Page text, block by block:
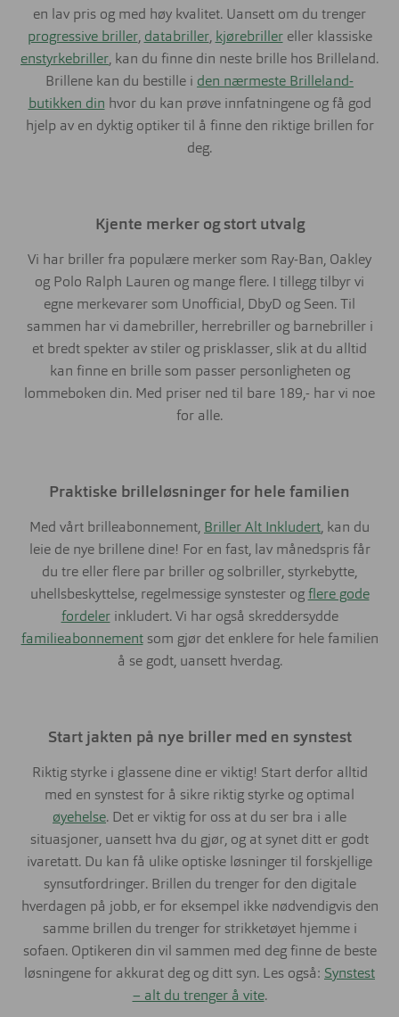
en lav pris og med høy kvalitet. Uansett om du trenger
progressive briller, databriller, kjørebrillereller klassiske
enstyrkebriller, kan du finne din neste brille hos Brilleland.
Brillene kan du bestille i den nærmeste Brilleland-
butikken din hvor du kan prøve innfatningene og få god
hjelp av en dyktig optiker til å finne den riktige brillen for
deg.
Kjente merker og stort utvalg
Vi har briller fra populære merker som Ray-Ban, Oakley
og Polo Ralph Lauren og mange flere. I tillegg tilbyr vi
egne merkevarer som Unofficial, DbyD og Seen. Til
sammen har vi damebriller, herrebriller og barnebriller i
et bredt spekter av stiler og prisklasser, slik at du alltid
kan finne en brille som passer personligheten og
lommeboken din. Med priser ned til bare 189,- har vi noe
for alle.
Praktiske brilleløsninger for hele familien
Med vårt brilleabonnement, Briller Alt Inkludert, kan du
leie de nye brillene dine! For en fast, lav månedspris får
du tre eller flere par briller og solbriller, styrkebytte,
uhellsbeskyttelse, regelmessige synstester og flere gode
fordelerinkludert. Vi har også skreddersydde
familieabonnementsom gjør det enklere for hele familien
å se godt, uansett hverdag.
Start jakten på nye briller med en synstest
Riktig styrke i glassene dine er viktig! Start derfor alltid
med en synstest for å sikre riktig styrke og optimal
øyehelse. Det er viktig for oss at du ser bra i alle
situasjoner, uansett hva du gjør, og at synet ditt er godt
ivaretatt. Du kan få ulike optiske løsninger til forskjellige
synsutfordringer. Brillen du trenger for den digitale
hverdagen på jobb, er for eksempel ikke nødvendigvis den
samme brillen du trenger for strikketøyet hjemme i
sofaen. Optikeren din vil sammen med deg finne de beste
løsningene for akkurat deg og ditt syn. Les også: Synstest
– alt du trenger å vite.